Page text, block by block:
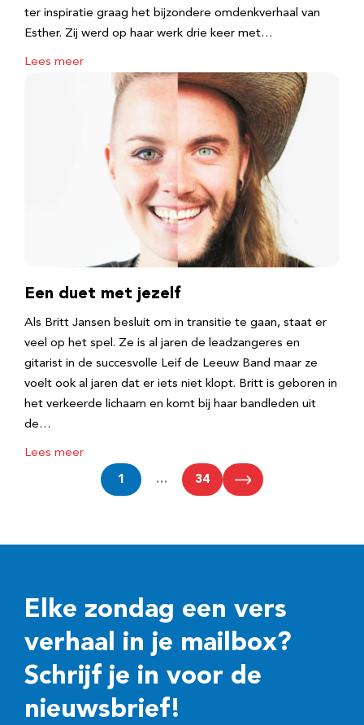
ter inspiratie graag het bijzondere omdenkverhaal van
Esther. Zij werd op haar werk drie keer met…
Lees meer
Een duet met jezelf
Als Britt Jansen besluit om in transitie te gaan, staat er
veel op het spel. Ze is al jaren de leadzangeres en
gitarist in de succesvolle Leif de Leeuw Band maar ze
voelt ook al jaren dat er iets niet klopt. Britt is geboren in
het verkeerde lichaam en komt bij haar bandleden uit
de…
Lees meer
1 … 34
Elke zondag een vers
verhaal in je mailbox?
Schrijf je in voor de
nieuwsbrief!